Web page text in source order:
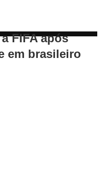
FIFA após
em brasileiro